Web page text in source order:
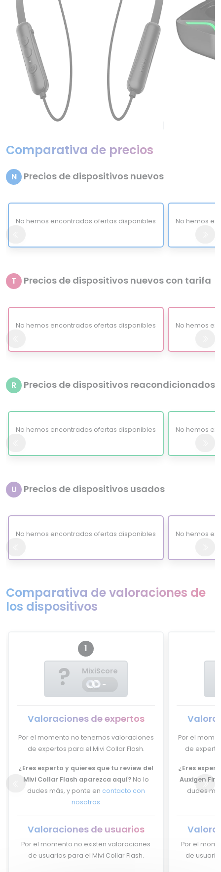
Comparativa de precios
N Precios de dispositivos nuevos
No hemos encontrados ofertas disponibles No hemos
T Precios de dispositivos nuevos con tarifa
No hemos encontrados ofertas disponibles No hemos
R Precios de dispositivos reacondicionados
No hemos encontrados ofertas disponibles No hemos
U Precios de dispositivos usados
No hemos encontrados ofertas disponibles No hemos
Comparativa de valoraciones de
los dispositivos
1
?
MixiScore
-
Valoraciones de expertos
Por el momento no tenemos valoraciones
de expertos para el Mivi Collar Flash.
¿Eres experto y quieres que tu review del
Mivi Collar Flash aparezca aquí?No lo
dudes más, y ponte en contacto con
nosotros
Valoraciones de usuarios
Por el momento no existen valoraciones
de usuarios para el Mivi Collar Flash.
Por el
de
¿Eres
Auxigen
dudes
Por el
de